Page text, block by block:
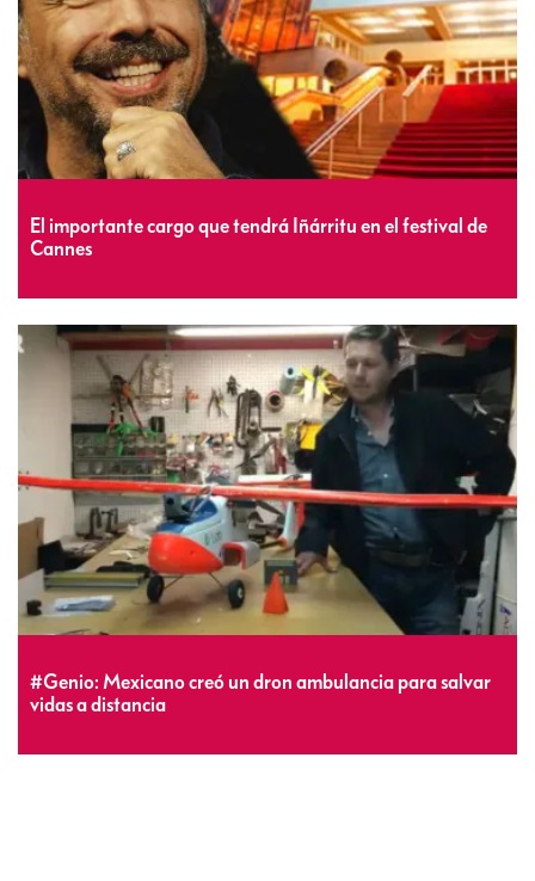
El importante cargo que tendrá Iñárritu en el festival de
Cannes
#Genio: Mexicano creó un dron ambulancia para salvar
vidas a distancia